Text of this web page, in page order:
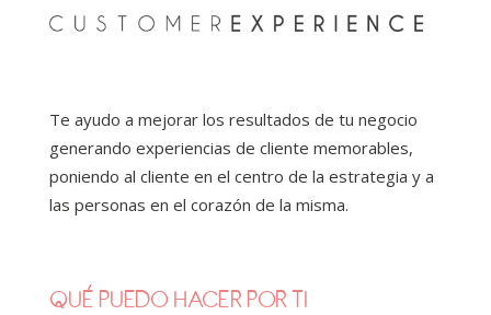
Te ayudo a mejorar los resultados de tu negocio
generando experiencias de cliente memorables,
poniendo al cliente en el centro de la estrategia y a
las personas en el corazón de la misma.
QUÉ PUEDO HACER POR TI